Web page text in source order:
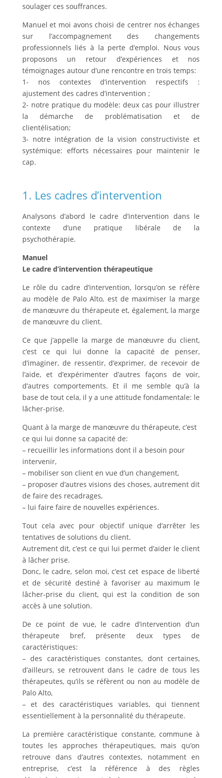
soulager ces souffrances.
Manuel et moi avons choisi de centrer nos échanges
sur l’accompagnement des changements
professionnels liés à la perte d’emploi. Nous vous
proposons un retour d’expériences et nos
témoignages autour d’une rencontre en trois temps:
1- nos contextes d’intervention respectifs :
ajustement des cadres d’intervention ;
2- notre pratique du modèle: deux cas pour illustrer
la démarche de problématisation et de
clientélisation;
3- notre intégration de la vision constructiviste et
systémique: efforts nécessaires pour maintenir le
cap.
1. Les cadres d’intervention
Analysons d’abord le cadre d’intervention dans le
contexte d’une pratique libérale de la
psychothérapie.
Manuel
Le cadre d’intervention thérapeutique
Le rôle du cadre d’intervention, lorsqu’on se réfère
au modèle de Palo Alto, est de maximiser la marge
de manœuvre du thérapeute et, également, la marge
de manœuvre du client.
Ce que j’appelle la marge de manœuvre du client,
c’est ce qui lui donne la capacité de penser,
d’imaginer, de ressentir, d’exprimer, de recevoir de
l’aide, et d’expérimenter d’autres façons de voir,
d’autres comportements. Et il me semble qu’à la
base de tout cela, il y a une attitude fondamentale: le
lâcher-prise.
Quant à la marge de manœuvre du thérapeute, c’est
ce qui lui donne sa capacité de:
– recueillir les informations dont il a besoin pour
intervenir,
– mobiliser son client en vue d’un changement,
– proposer d’autres visions des choses, autrement dit
de faire des recadrages,
– lui faire faire de nouvelles expériences.
Tout cela avec pour objectif unique d’arrêter les
tentatives de solutions du client.
Autrement dit, c’est ce qui lui permet d’aider le client
à lâcher prise.
Donc, le cadre, selon moi, c’est cet espace de liberté
et de sécurité destiné à favoriser au maximum le
lâcher-prise du client, qui est la condition de son
accès à une solution.
De ce point de vue, le cadre d’intervention d’un
thérapeute bref, présente deux types de
caractéristiques:
– des caractéristiques constantes, dont certaines,
d’ailleurs, se retrouvent dans le cadre de tous les
thérapeutes, qu’ils se réfèrent ou non au modèle de
Palo Alto,
– et des caractéristiques variables, qui tiennent
essentiellement à la personnalité du thérapeute.
La première caractéristique constante, commune à
toutes les approches thérapeutiques, mais qu’on
retrouve dans d’autres contextes, notamment en
entreprise, c’est la référence à des règles